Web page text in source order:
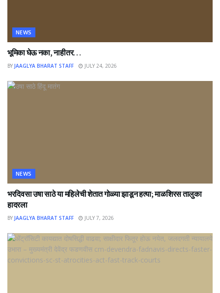
NEWS
भूमिका घेऊ नका, नाहीतर…
BY JAAGLYA BHARAT STAFF JULY 24, 2026
NEWS
भरदिवसा उषा साठे या महिलेची शेतात गोळ्या झाडून हत्या; माळशिरस तालुका
हादरला
BY JAAGLYA BHARAT STAFF JULY 7, 2026